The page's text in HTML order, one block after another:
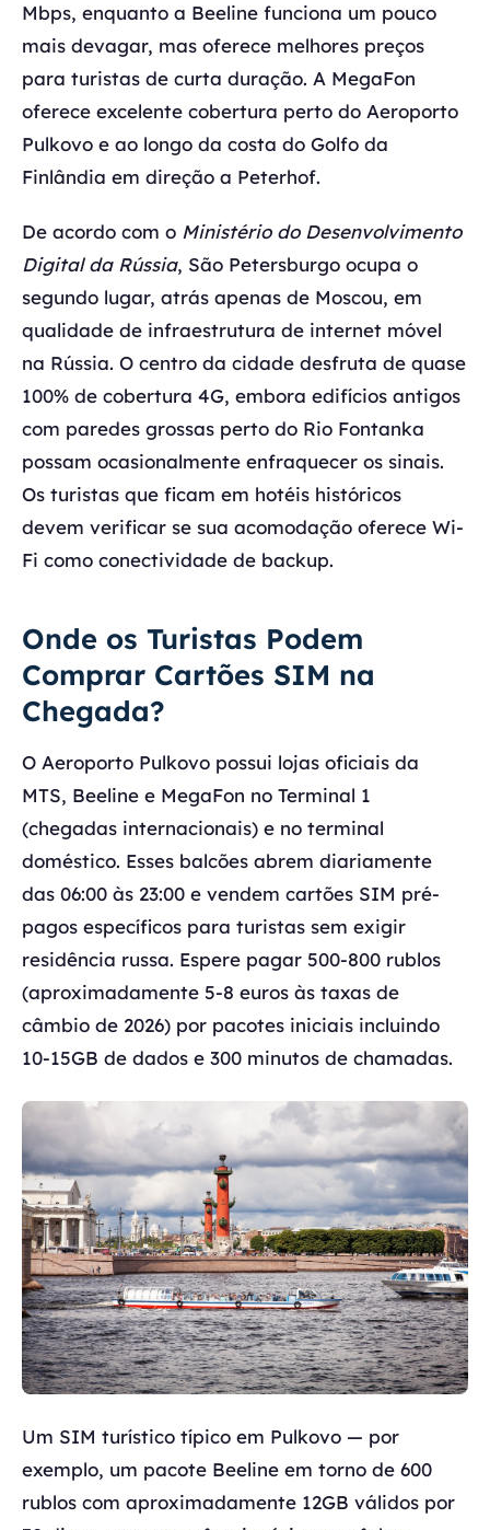
Mbps, enquanto a Beeline funciona um pouco
mais devagar, mas oferece melhores preços
para turistas de curta duração. A MegaFon
oferece excelente cobertura perto do Aeroporto
Pulkovo e ao longo da costa do Golfo da
Finlândia em direção a Peterhof.
De acordo com o Ministério do Desenvolvimento
Digital da Rússia, São Petersburgo ocupa o
segundo lugar, atrás apenas de Moscou, em
qualidade de infraestrutura de internet móvel
na Rússia. O centro da cidade desfruta de quase
100% de cobertura 4G, embora edifícios antigos
com paredes grossas perto do Rio Fontanka
possam ocasionalmente enfraquecer os sinais.
Os turistas que ficam em hotéis históricos
devem verificar se sua acomodação oferece Wi-
Fi como conectividade de backup.
Onde os Turistas Podem
Comprar Cartões SIM na
Chegada?
O Aeroporto Pulkovo possui lojas oficiais da
MTS, Beeline e MegaFon no Terminal 1
(chegadas internacionais) e no terminal
doméstico. Esses balcões abrem diariamente
das 06:00 às 23:00 e vendem cartões SIM pré-
pagos específicos para turistas sem exigir
residência russa. Espere pagar 500-800 rublos
(aproximadamente 5-8 euros às taxas de
câmbio de 2026) por pacotes iniciais incluindo
10-15GB de dados e 300 minutos de chamadas.
Um SIM turístico típico em Pulkovo — por
exemplo, um pacote Beeline em torno de 600
rublos com aproximadamente 12GB válidos por